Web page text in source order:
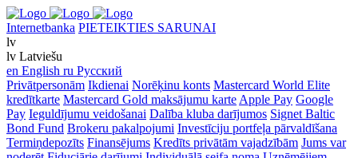
Internetbanka PIETEIKTIES SARUNAI
lv
lv Latviešu
en English ru Русский
Privātpersonām Ikdienai Norēķinu konts Mastercard World Elite
kredītkarte Mastercard Gold maksājumu karte Apple Pay Google
Pay Ieguldījumu veidošanai Dalība kluba darījumos Signet Baltic
Bond Fund Brokeru pakalpojumi Investīciju portfeļa pārvaldīšana
Termiņdepozīts Finansējums Kredīts privātām vajadzībām Jums var